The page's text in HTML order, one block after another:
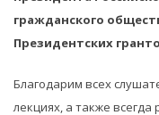
гражданского
Президентских
Благодарим всех
лекциях, а также